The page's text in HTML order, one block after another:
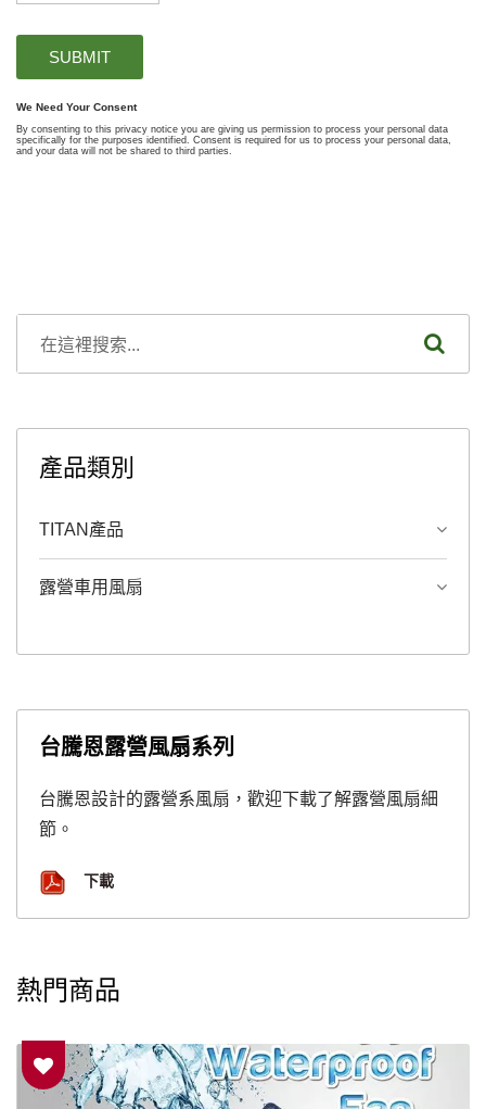
產品類別
TITAN產品
露營車用風扇
台騰恩露營風扇系列
台騰恩設計的露營系風扇，歡迎下載了解露營風扇細
節。
下載
熱門商品